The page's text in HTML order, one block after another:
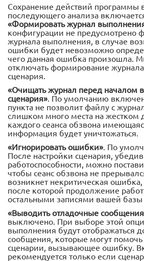
Сохранение действий программы
последующего анализа
«Формировать журнал
конфигурации не предусмотрено
журнала выполнения, в случае
ошибки будет невозможно
чего данная ошибка произошла.
отключать формирование
сценария.
«Очищать журнал перед началом
сценария» . По умолчанию
пункта не позволит файлу с
слишком много места на жестком
каждого сеанса обзвона
информация будет уничтожаться.
«Игнорировать ошибки» . По
После настройки сценария,
работоспособности, можно
чтобы сеанс обзвона не
возникнет некритическая ошибка,
после которой продолжение
остальными записями вашей
«Выводить отладочные
выключено. При выборе этой
выполнения будут отображаться
сообщения, которые могут помочь
сценарии, вызывающее ошибку.
рекомендуется только если